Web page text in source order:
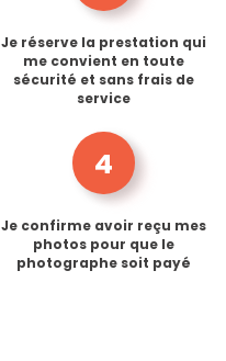
Je réserve la prestation qui
me convient en toute
sécurité et sans frais de
service
4
Je confirme avoir reçu mes
photos pour que le
photographe soit payé